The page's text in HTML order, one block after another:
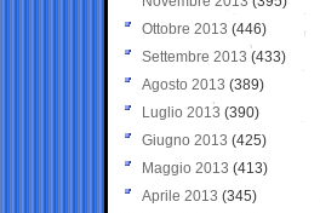
Ottobre 2013 (446)
Settembre 2013 (433)
Agosto 2013 (389)
Luglio 2013 (390)
Giugno 2013 (425)
Maggio 2013 (413)
Aprile 2013 (345)